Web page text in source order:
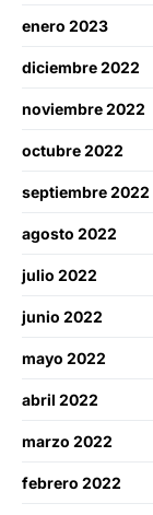
enero 2023
diciembre 2022
noviembre 2022
octubre 2022
septiembre 2022
agosto 2022
julio 2022
junio 2022
mayo 2022
abril 2022
marzo 2022
febrero 2022